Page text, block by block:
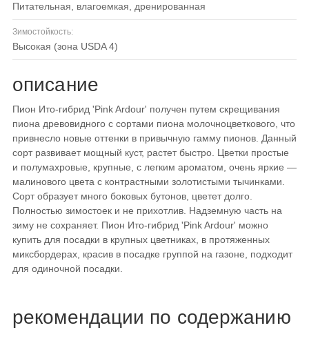
питательная, влагоемкая, дренированная
Зимостойкость:
высокая (зона USDA 4)
описание
Пион Ито-гибрид 'Pink Ardour' получен путем скрещивания
пиона древовидного с сортами пиона молочноцветкового, что
привнесло новые оттенки в привычную гамму пионов. Данный
сорт развивает мощный куст, растет быстро. Цветки простые
и полумахровые, крупные, с легким ароматом, очень яркие —
малинового цвета с контрастными золотистыми тычинками.
Сорт образует много боковых бутонов, цветет долго.
Полностью зимостоек и не прихотлив. Надземную часть на
зиму не сохраняет. Пион Ито-гибрид 'Pink Ardour' можно
купить для посадки в крупных цветниках, в протяженных
миксбордерах, красив в посадке группой на газоне, подходит
для одиночной посадки.
рекомендации по содержанию